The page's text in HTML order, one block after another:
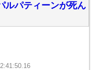
ルパティーンが死ん